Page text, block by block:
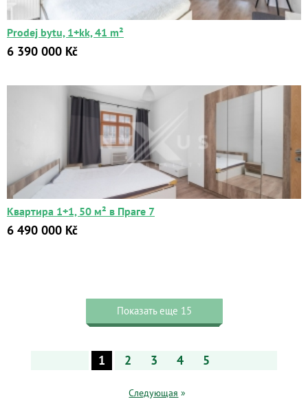
Prodej bytu, 1+kk, 41 m²
6 390 000 Kč
Квартира 1+1, 50 м² в Праге 7
6 490 000 Kč
Показать еще 15
1 2 3 4 5
Следующая »